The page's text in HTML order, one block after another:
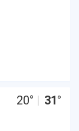
20° | 31°